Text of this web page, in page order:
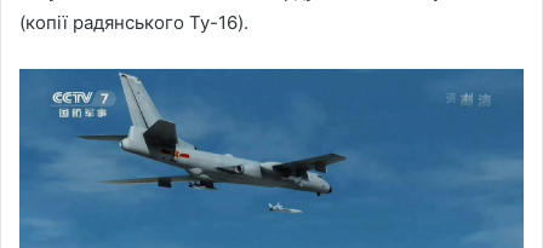
(копії радянського Ту-16).